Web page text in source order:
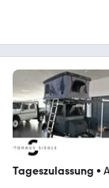
Tageszulassung •